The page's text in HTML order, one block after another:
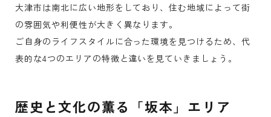
大津市は南北に広い地形をしており、住む地域によって街
の雰囲気や利便性が大きく異なります。
ご自身のライフスタイルに合った環境を見つけるため、代
表的な4つのエリアの特徴と違いを見ていきましょう。
歴史と文化の薫る「坂本」エリア